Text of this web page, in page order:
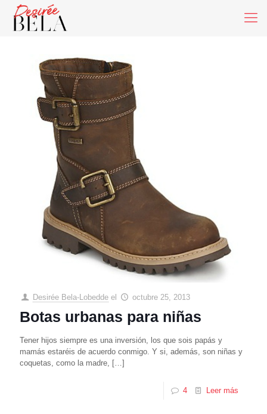
Desirée Bela-Lobedde el octubre 25, 2013
Botas urbanas para niñas
Tener hijos siempre es una inversión, los que sois papás y
mamás estaréis de acuerdo conmigo. Y si, además, son niñas y
coquetas, como la madre, […]
4 Leer más